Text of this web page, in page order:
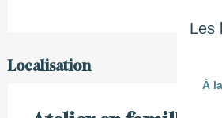
Les
À
Localisation